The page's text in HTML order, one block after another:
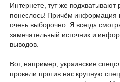
Интернете, тут же подхватывают
понеслось! Причём информация
очень выборочно. Я всегда
замечательный источник и
выводов.
Вот, например, украинские
провели против нас крупную